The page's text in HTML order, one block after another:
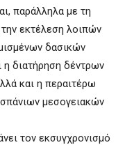
παράλληλα με τη
εκτέλεση λοιπών
δασικών
η διατήρηση δέντρων
και η περαιτέρω
μεσογειακών
τον εκσυγχρονισμό